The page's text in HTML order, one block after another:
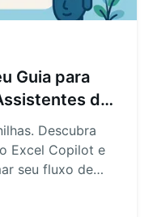
Guia para
de
Descubra
Excel Copilot e
seu fluxo de
mostra como